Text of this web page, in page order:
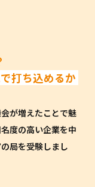
打ち込めるか
が増えたことで魅
度の高い企業を中
局を受験しまし